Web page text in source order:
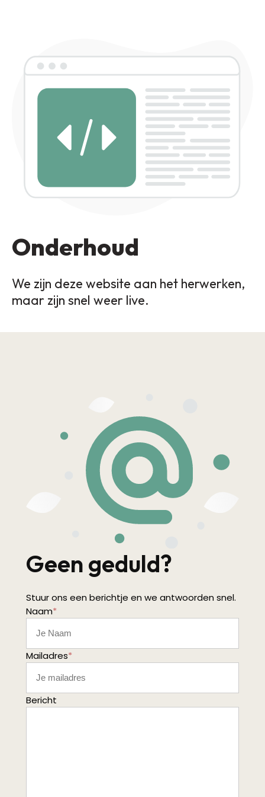
Onderhoud
We zijn deze website aan het herwerken,
maar zijn snel weer live.
Geen geduld?
Stuur ons een berichtje en we antwoorden snel.
Naam*
Mailadres*
Bericht